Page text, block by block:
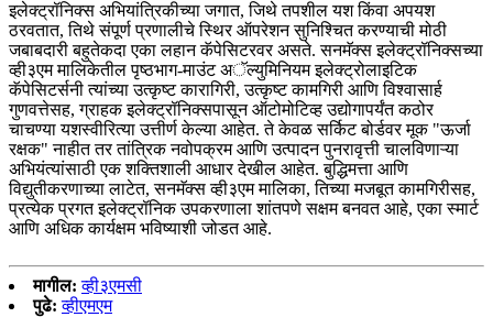
इलेक्ट्रॉनिक्स अभियांत्रिकीच्या जगात, जिथे तपशील यश किंवा अपयश
ठरवतात, तिथे संपूर्ण प्रणालीचे स्थिर ऑपरेशन सुनिश्चित करण्याची मोठी
जबाबदारी बहुतेकदा एका लहान कॅपेसिटरवर असते. सनमॅक्स इलेक्ट्रॉनिक्सच्या
व्ही३एम मालिकेतील पृष्ठभाग-माउंट अॅल्युमिनियम इलेक्ट्रोलाइटिक
कॅपेसिटर्सनी त्यांच्या उत्कृष्ट कारागिरी, उत्कृष्ट कामगिरी आणि विश्वासार्ह
गुणवत्तेसह, ग्राहक इलेक्ट्रॉनिक्सपासून ऑटोमोटिव्ह उद्योगापर्यंत कठोर
चाचण्या यशस्वीरित्या उत्तीर्ण केल्या आहेत. ते केवळ सर्किट बोर्डवर मूक "ऊर्जा
रक्षक" नाहीत तर तांत्रिक नवोपक्रम आणि उत्पादन पुनरावृत्ती चालविणाऱ्या
अभियंत्यांसाठी एक शक्तिशाली आधार देखील आहेत. बुद्धिमत्ता आणि
विद्युतीकरणाच्या लाटेत, सनमॅक्स व्ही३एम मालिका, तिच्या मजबूत कामगिरीसह,
प्रत्येक प्रगत इलेक्ट्रॉनिक उपकरणाला शांतपणे सक्षम बनवत आहे, एका स्मार्ट
आणि अधिक कार्यक्षम भविष्याशी जोडत आहे.
मागील: व्ही३एमसी
पुढे: व्हीएमएम